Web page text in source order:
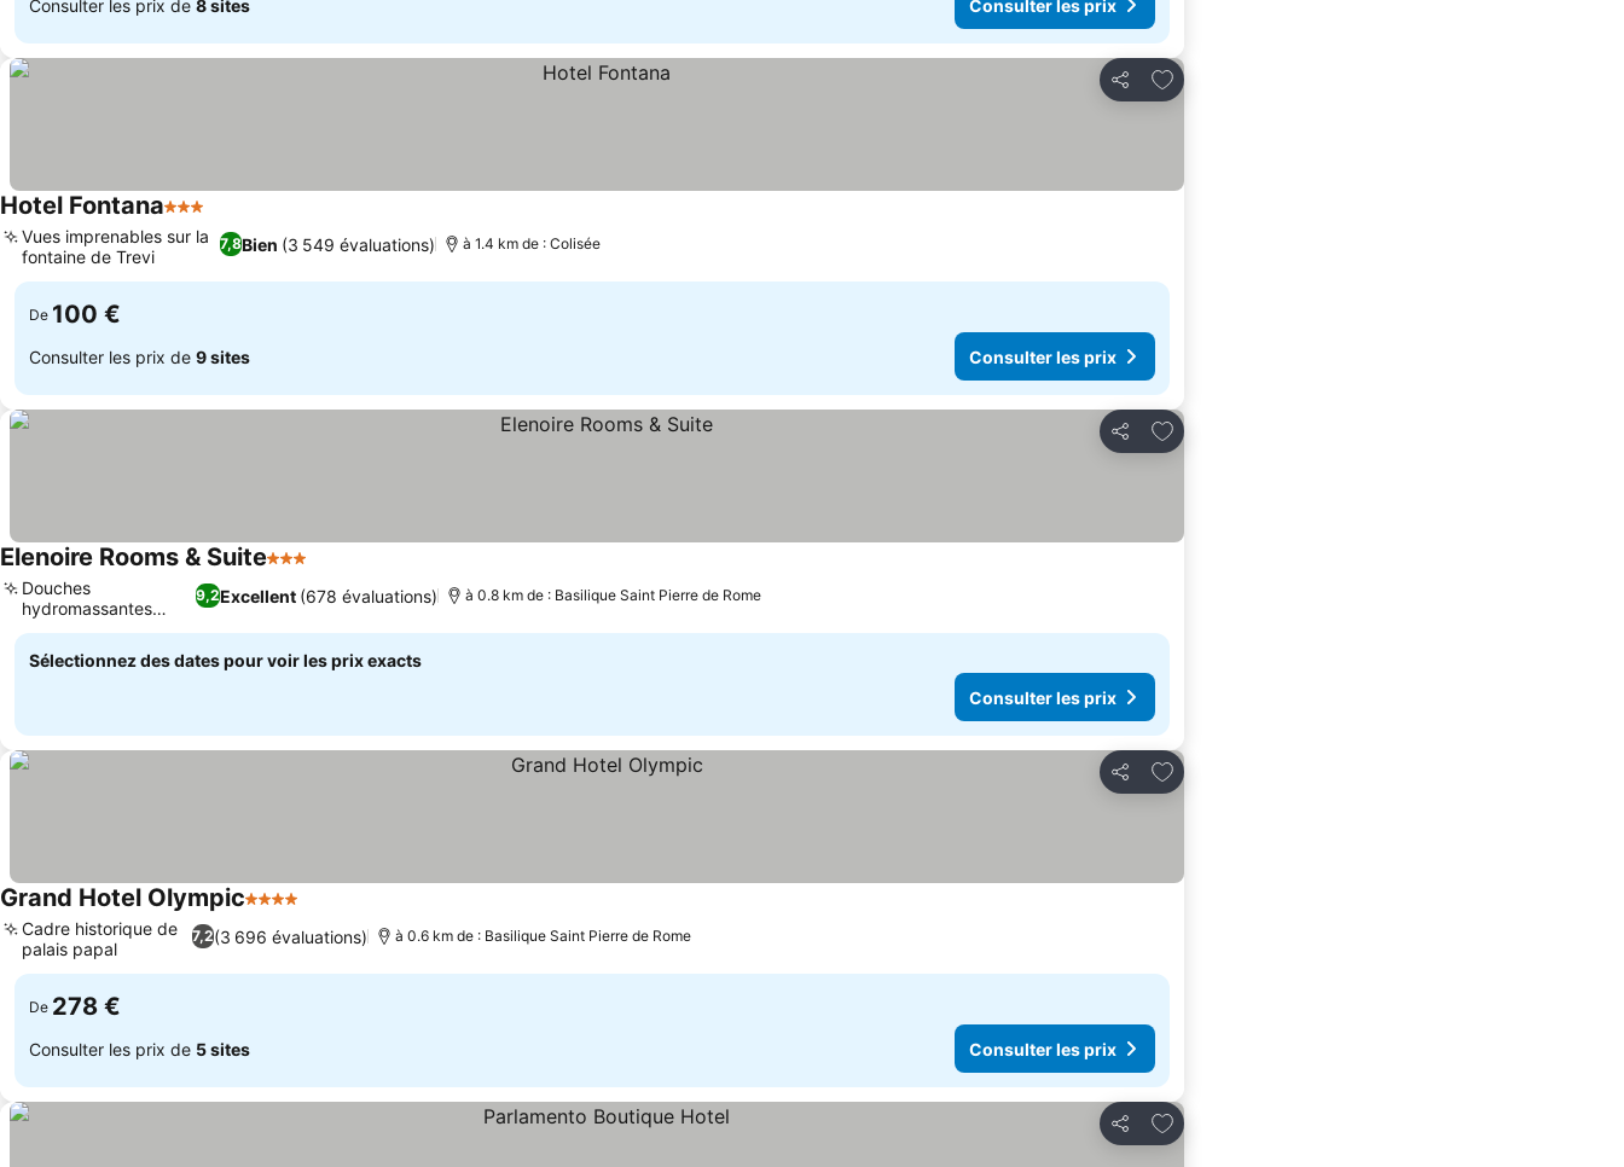
Consulter les prix de 8 sites Consulter les prix
Partager
Ajouter à mes favoris
Hotel Fontana3 Étoiles
7,8Bien (3 549 évaluations)
Vues imprenables sur la
fontaine de Trevi
à 1.4 km de : Colisée
De 100 €
Consulter les prix de 9 sites Consulter les prix
Partager
Ajouter à mes favoris
Elenoire Rooms & Suite3 Étoiles
9,2Excellent (678 évaluations)
Douches
hydromassantes
luxueuses
à 0.8 km de : Basilique Saint Pierre de Rome
Sélectionnez des dates pour voir les prix exacts
Consulter les prix
Partager
Ajouter à mes favoris
Grand Hotel Olympic4 Étoiles
7,2(3 696 évaluations)
Cadre historique de
palais papal
à 0.6 km de : Basilique Saint Pierre de Rome
De 278 €
Consulter les prix de 5 sites Consulter les prix
Partager
Ajouter à mes favoris